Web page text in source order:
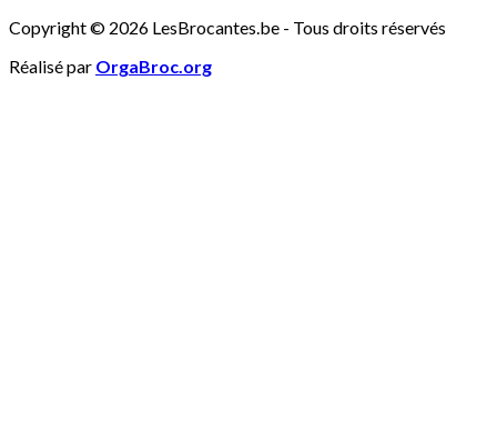
Copyright © 2026 LesBrocantes.be - Tous droits réservés
Réalisé par OrgaBroc.org